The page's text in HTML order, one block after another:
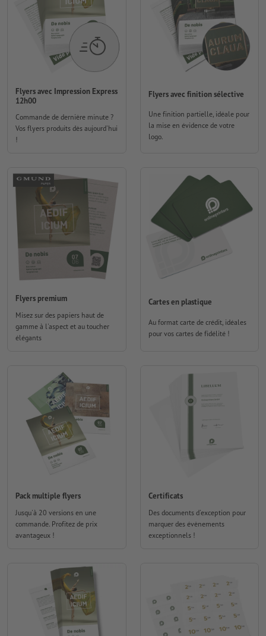
Flyers avec Impression Express
12h00
Commande de dernière minute ?
Vos flyers produits dès aujourd'hui
!
Flyers avec finition sélective
Une finition partielle, idéale pour
la mise en évidence de votre
logo.
Flyers premium
Misez sur des papiers haut de
gamme à l'aspect et au toucher
élégants
Cartes en plastique
Au format carte de crédit, idéales
pour vos cartes de fidélité !
Pack multiple flyers
Jusqu'à 20 versions en une
commande. Profitez de prix
avantageux !
Certificats
Des documents d'exception pour
marquer des évènements
exceptionnels !